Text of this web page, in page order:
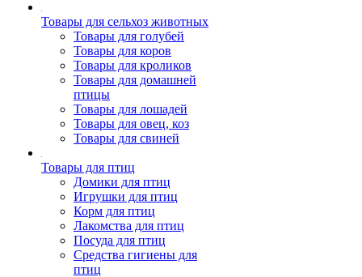
Товары для сельхоз животных
Товары для голубей
Товары для коров
Товары для кроликов
Товары для домашней
птицы
Товары для лошадей
Товары для овец, коз
Товары для свиней
Товары для птиц
Домики для птиц
Игрушки для птиц
Корм для птиц
Лакомства для птиц
Посуда для птиц
Средства гигиены для
птиц